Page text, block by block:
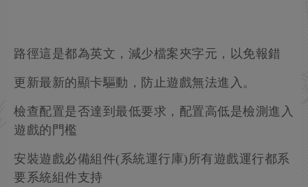
路徑這是都為英文，減少檔案夾字元，以免報錯
更新最新的顯卡驅動，防止遊戲無法進入。
檢查配置是否達到最低要求，配置高低是檢測進入
遊戲的門檻
安裝遊戲必備組件(系統運行庫)所有遊戲運行都系
要系統組件支持